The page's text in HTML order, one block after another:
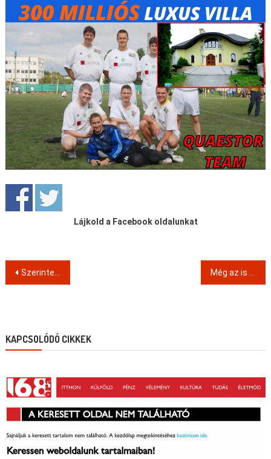
Lájkold a Facebook oldalunkat
Post
Szerinted sem kell Magyarországon betartani a törvényeket?
KAPCSOLÓDÓ CIKKEK